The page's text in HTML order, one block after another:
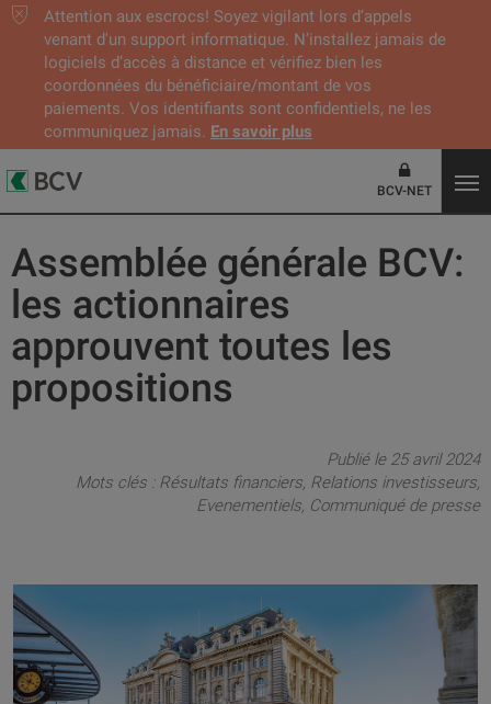
Attention aux escrocs! Soyez vigilant lors d’appels
venant d'un support informatique. N’installez jamais de
logiciels d’accès à distance et vérifiez bien les
coordonnées du bénéficiaire/montant de vos
paiements. Vos identifiants sont confidentiels, ne les
communiquez jamais. En savoir plus
BCV-NET
Assemblée générale BCV:
les actionnaires
approuvent toutes les
propositions
Publié le 25 avril 2024
Mots clés : Résultats financiers Relations investisseurs
Evenementiels Communiqué de presse